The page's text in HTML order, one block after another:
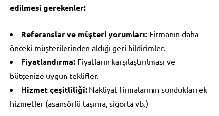
edilmesi gerekenler:
Referanslar ve müşteri yorumları: Firmanın daha
önceki müşterilerinden aldığı geri bildirimler.
Fiyatlandırma: Fiyatların karşılaştırılması ve
bütçenize uygun teklifler.
Hizmet çeşitliliği: Nakliyat firmalarının sundukları ek
hizmetler (asansörlü taşıma, sigorta vb.)